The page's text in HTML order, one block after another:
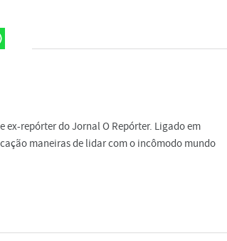
repórter do Jornal O Repórter. Ligado em
maneiras de lidar com o incômodo mundo